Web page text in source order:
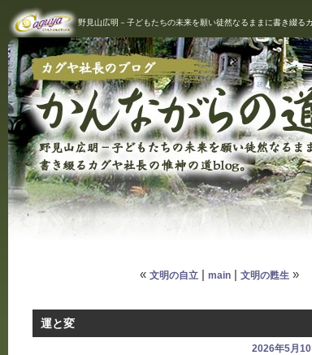
野見山広明－子どもたちの未来を願い徒然なるままに書き綴る
かんながらの道
投稿ナビゲーション« 文明の自立 | main | 文明の甦生 »
運と変
2026年5月10